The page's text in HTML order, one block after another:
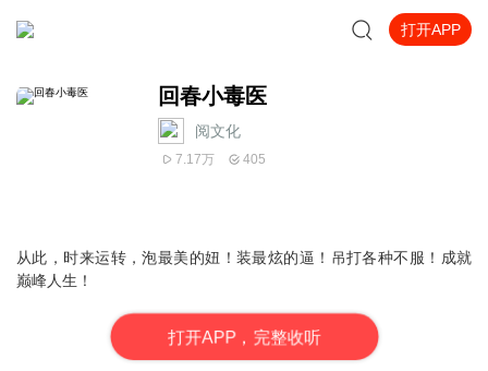
打开APP
回春小毒医
阅文化
7.17万 405
从此，时来运转，泡最美的妞！装最炫的逼！吊打各种不服！成就
巅峰人生！
打开APP，完整收听